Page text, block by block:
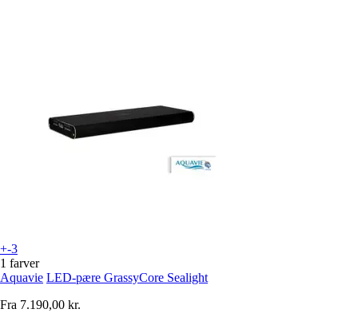
+-3
1 farver
Aquavie LED-pære GrassyCore Sealight
Fra 7.190,00 kr.